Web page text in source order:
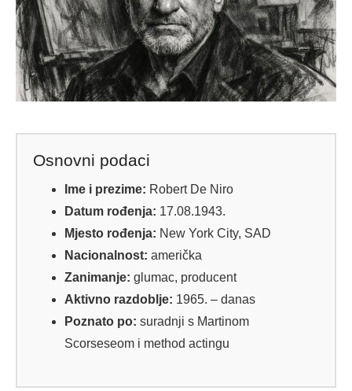
Osnovni podaci
Ime i prezime: Robert De Niro
Datum rođenja: 17.08.1943.
Mjesto rođenja: New York City, SAD
Nacionalnost: američka
Zanimanje: glumac, producent
Aktivno razdoblje: 1965. – danas
Poznato po: suradnji s Martinom
Scorseseom i method actingu